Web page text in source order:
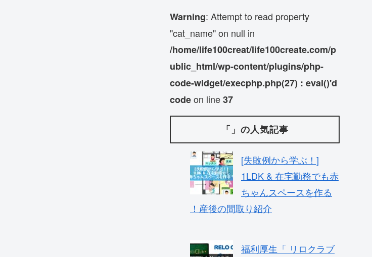
Warning: Attempt to read property
"cat_name" on null in
/home/life100creat/life100create.com/p
ublic_html/wp-content/plugins/php-
code-widget/execphp.php(27) : eval()'d
codeon line37
「」の人気記事
[失敗例から学ぶ！]
1LDK & 在宅勤務でも赤
ちゃんスペースを作る
！産後の間取り紹介
福利厚生「 リロクラブ